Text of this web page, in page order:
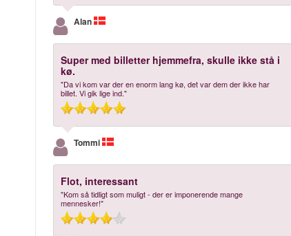
Alan
Super med billetter hjemmefra, skulle ikke stå i
kø.
"Da vi kom var der en enorm lang kø, det var dem der ikke har
billet. Vi gik lige ind."
Tommi
Flot, interessant
"Kom så tidligt som muligt - der er imponerende mange
mennesker!"